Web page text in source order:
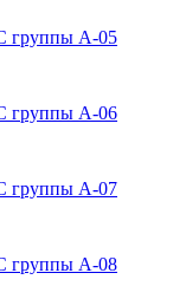
группы А-05
группы А-06
группы А-07
группы А-08